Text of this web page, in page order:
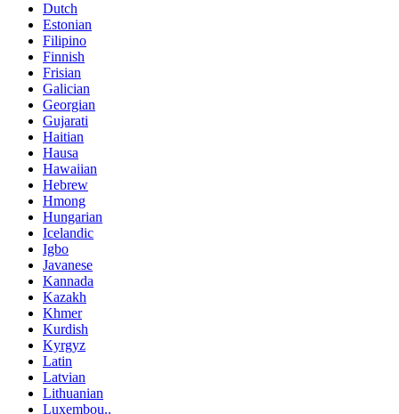
Dutch
Estonian
Filipino
Finnish
Frisian
Galician
Georgian
Gujarati
Haitian
Hausa
Hawaiian
Hebrew
Hmong
Hungarian
Icelandic
Igbo
Javanese
Kannada
Kazakh
Khmer
Kurdish
Kyrgyz
Latin
Latvian
Lithuanian
Luxembou..